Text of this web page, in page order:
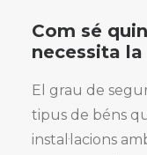
Com sé
necessita
El grau de
tipus de béns
instal·lacions